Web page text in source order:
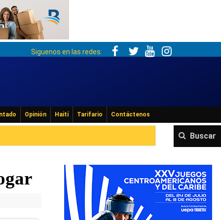
Siguenos en las redes:
Opinión Haití Tarifario Contáctenos
Buscar